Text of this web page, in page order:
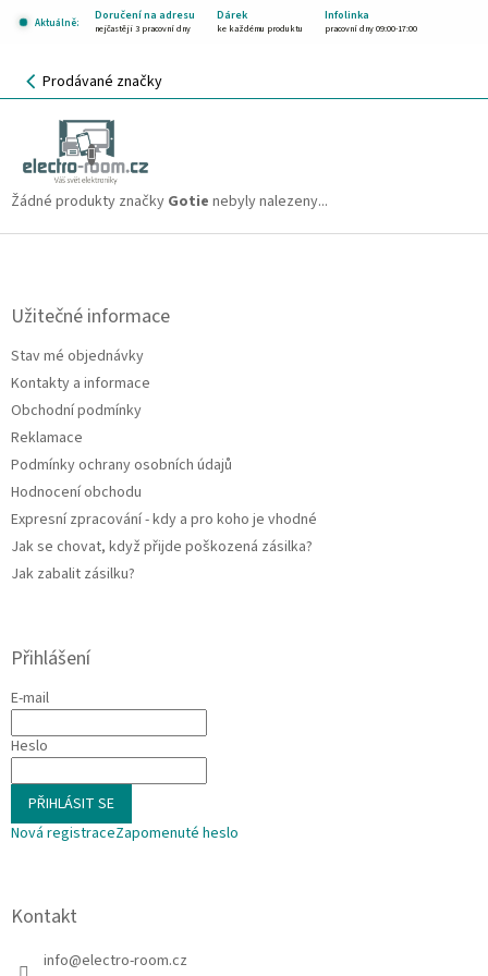
Aktuálně:
Doručení na adresu Dárek Infolinka
nejčastěji 3 pracovní dny ke každému produktu pracovní dny 09:00-17:00
NÁKUPNÍ
KOŠÍK
Prodávané značky
Gotie
Žádné produkty značky Gotie nebyly nalezeny...
Z
Užitečné informace
Stav mé objednávky
Kontakty a informace
Obchodní podmínky
Reklamace
Podmínky ochrany osobních údajů
Hodnocení obchodu
Expresní zpracování - kdy a pro koho je vhodné
Jak se chovat, když přijde poškozená zásilka?
Jak zabalit zásilku?
Přihlášení
E-mail
Heslo
PŘIHLÁSIT SE
Nová registraceZapomenuté heslo
Kontakt
info@electro-room.cz